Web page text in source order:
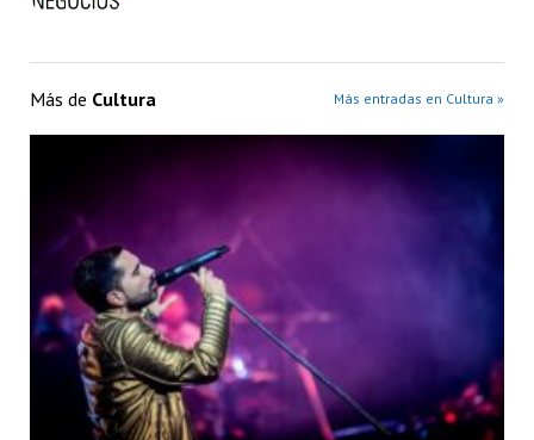
Más de Cultura Más entradas en Cultura »